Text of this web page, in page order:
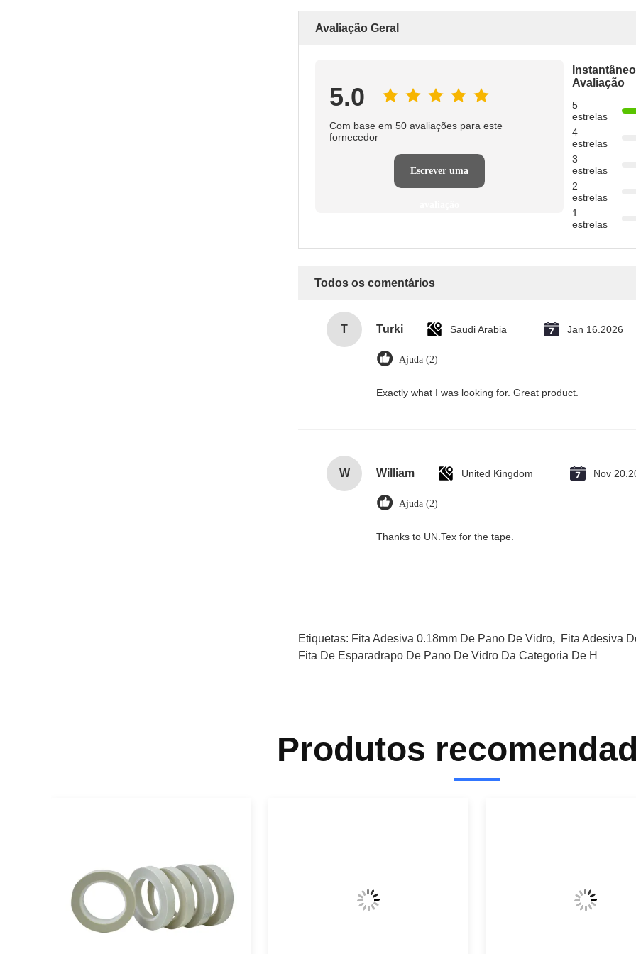
Avaliação Geral
5.0
Com base em 50 avaliações para este
fornecedor
Escrever uma
Avaliação
5
estrelas
4
estrelas
3
estrelas
2
estrelas
1
estrelas
Todos os comentários
T Turki Saudi Arabia Jan 16.2026
Ajuda (2)
Exactly what I was looking for. Great product.
W William United Kingdom Nov
Ajuda (2)
Thanks to UN.Tex for the tape.
Etiquetas: Fita Adesiva 0.18mm De Pano De Vidro, Fita Adesiva
Fita De Esparadrapo De Pano De Vidro Da Categoria De H
Produtos